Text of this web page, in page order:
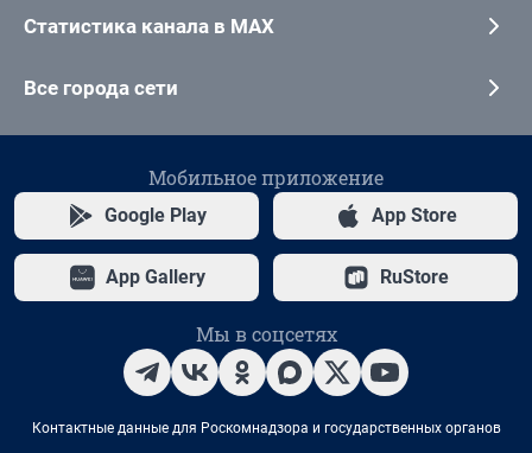
Статистика канала в MAX
Все города сети
Мобильное приложение
Google Play App Store
App Gallery RuStore
Мы в соцсетях
Контактные данные для Роскомнадзора и государственных органов